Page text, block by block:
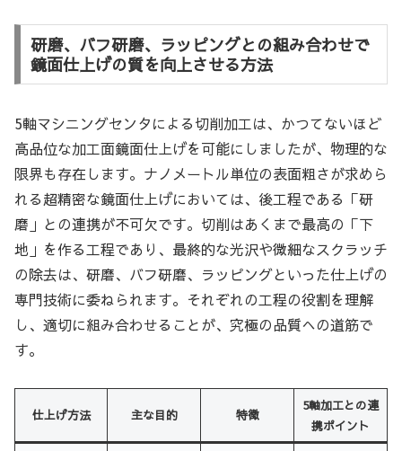
研磨、バフ研磨、ラッピングとの組み合わせで
鏡面仕上げの質を向上させる方法
5軸マシニングセンタによる切削加工は、かつてないほど
高品位な加工面鏡面仕上げを可能にしましたが、物理的な
限界も存在します。ナノメートル単位の表面粗さが求めら
れる超精密な鏡面仕上げにおいては、後工程である「研
磨」との連携が不可欠です。切削はあくまで最高の「下
地」を作る工程であり、最終的な光沢や微細なスクラッチ
の除去は、研磨、バフ研磨、ラッピングといった仕上げの
専門技術に委ねられます。それぞれの工程の役割を理解
し、適切に組み合わせることが、究極の品質への道筋で
す。
仕上げ方法 主な目的 特徴
5軸加工との連
携ポイント